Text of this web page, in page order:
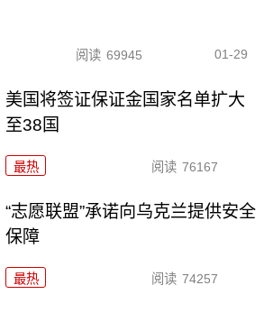
阅读 69945 01-29
美国将签证保证金国家名单扩大
至38国
最热 阅读 76167
“志愿联盟”承诺向乌克兰提供安全
保障
最热 阅读 74257